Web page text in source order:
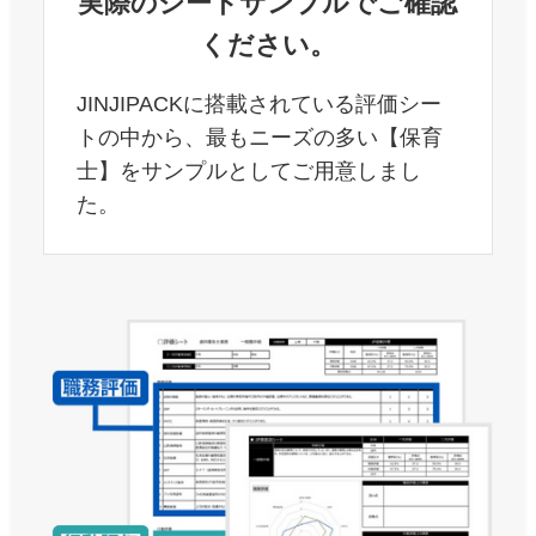
ください。
JINJIPACKに搭載されている評価シー
トの中から、最もニーズの多い【保育
士】をサンプルとしてご用意しまし
た。